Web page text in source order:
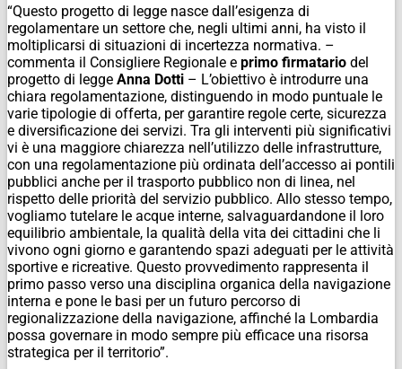
“Questo progetto di legge nasce dall’esigenza di
regolamentare un settore che, negli ultimi anni, ha visto il
moltiplicarsi di situazioni di incertezza normativa. –
commenta il Consigliere Regionale e primo firmatario del
progetto di legge Anna Dotti – L’obiettivo è introdurre una
chiara regolamentazione, distinguendo in modo puntuale le
varie tipologie di offerta, per garantire regole certe, sicurezza
e diversificazione dei servizi. Tra gli interventi più significativi
vi è una maggiore chiarezza nell’utilizzo delle infrastrutture,
con una regolamentazione più ordinata dell’accesso ai pontili
pubblici anche per il trasporto pubblico non di linea, nel
rispetto delle priorità del servizio pubblico. Allo stesso tempo,
vogliamo tutelare le acque interne, salvaguardandone il loro
equilibrio ambientale, la qualità della vita dei cittadini che li
vivono ogni giorno e garantendo spazi adeguati per le attività
sportive e ricreative. Questo provvedimento rappresenta il
primo passo verso una disciplina organica della navigazione
interna e pone le basi per un futuro percorso di
regionalizzazione della navigazione, affinché la Lombardia
possa governare in modo sempre più efficace una risorsa
strategica per il territorio”.